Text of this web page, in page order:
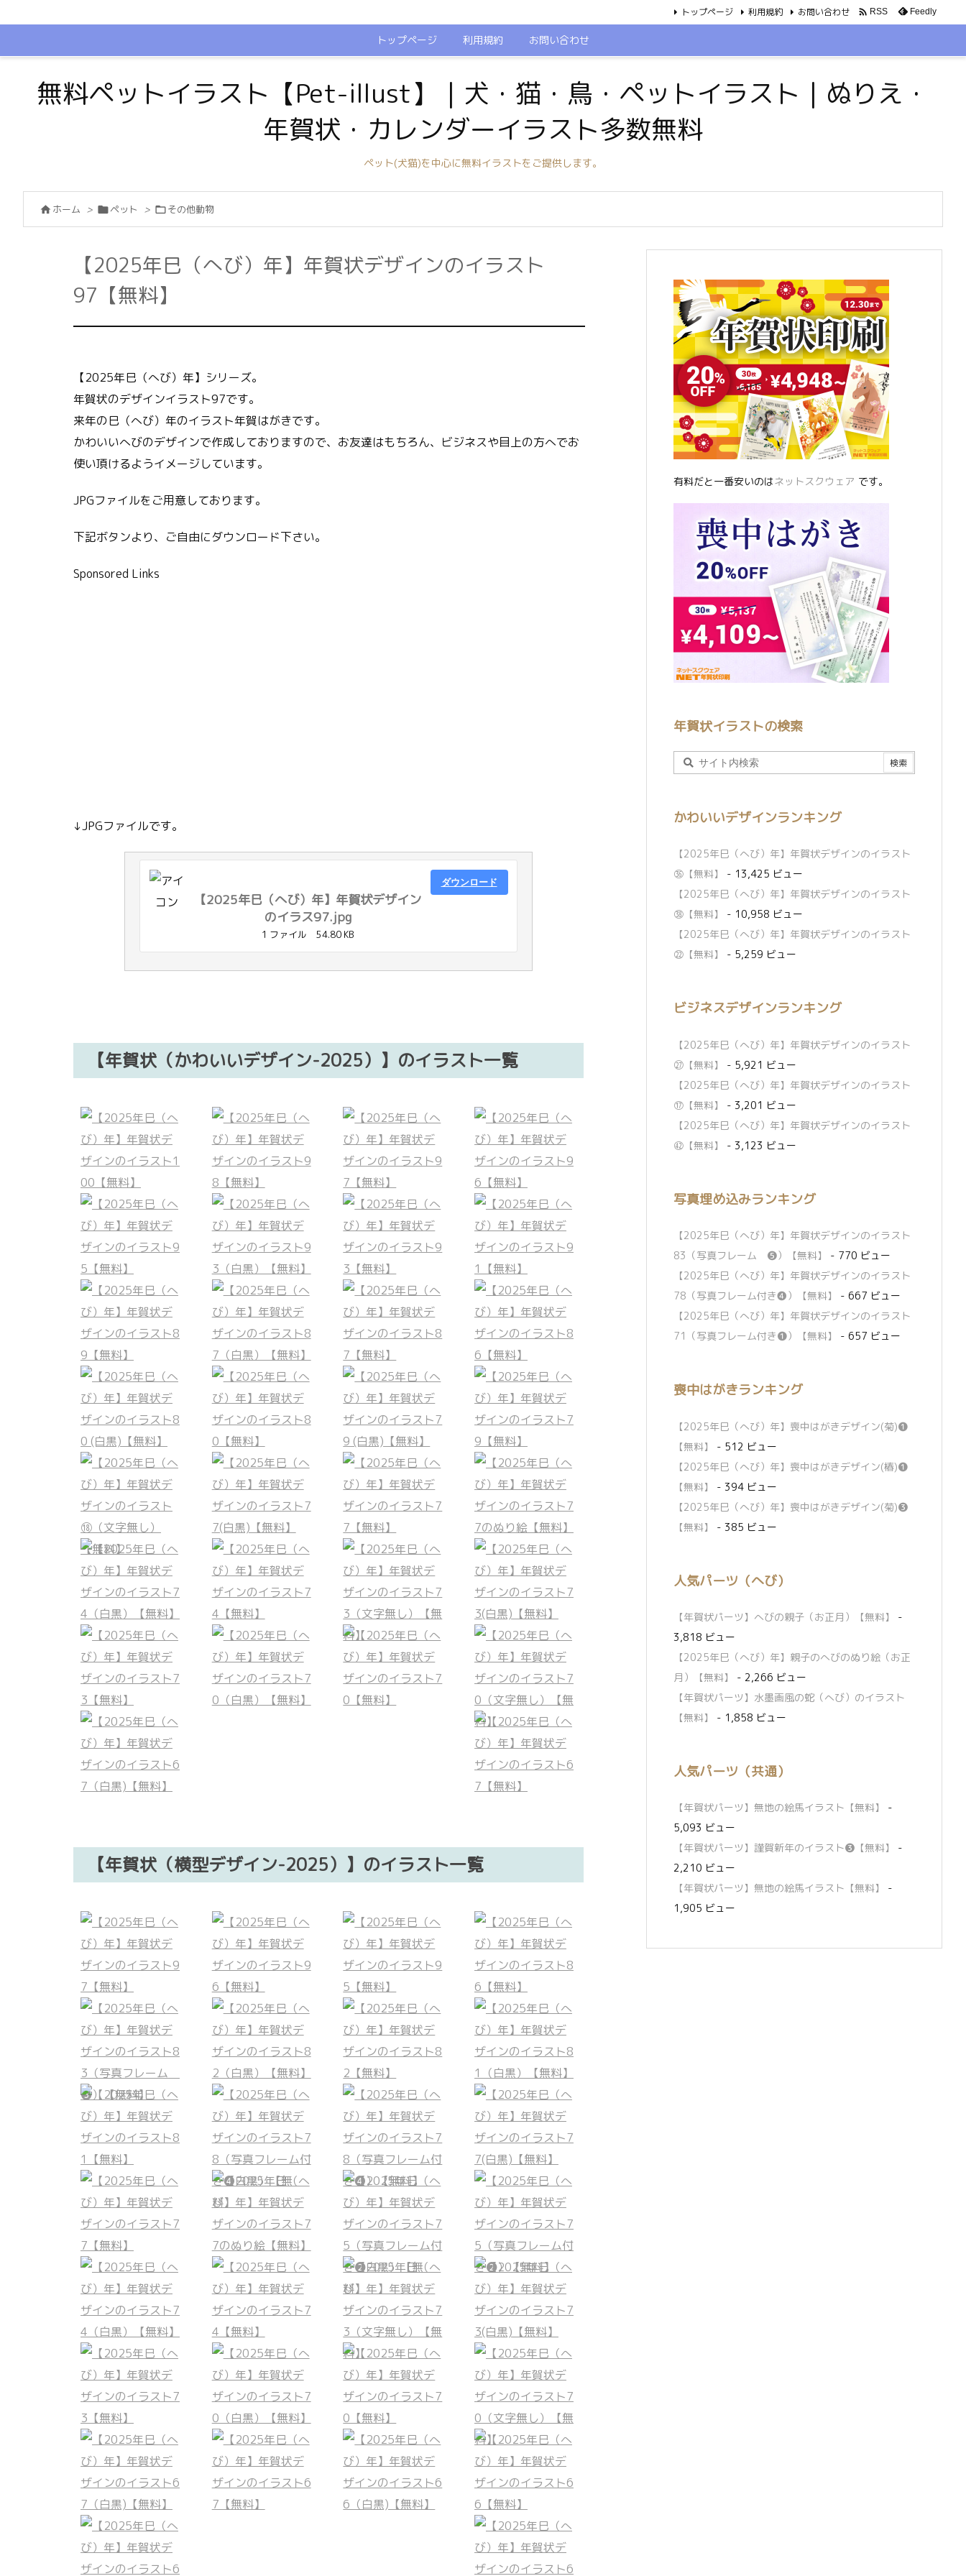
トップページ 利用規約 お問い合わせ
トップページ 利用規約 お問い合わせ  RSS Feedly
無料ペットイラスト【Pet-illust】｜犬・猫・鳥・ペットイラスト｜ぬりえ・
年賀状・カレンダーイラスト多数無料
ペット(犬猫)を中心に無料イラストをご提供します。
 ホーム > ペット > その他動物
【2025年巳（へび）年】年賀状デザインのイラスト
97【無料】
【2025年巳（へび）年】シリーズ。
年賀状のデザインイラスト97です。
来年の巳（へび）年のイラスト年賀はがきです。
かわいいへびのデザインで作成しておりますので、お友達はもちろん、ビジネスや目上の方へでお
使い頂けるようイメージしています。
JPGファイルをご用意しております。
下記ボタンより、ご自由にダウンロード下さい。
Sponsored Links
↓JPGファイルです。
【2025年巳（へび）年】年賀状デザイン
のイラス97.jpg
1 ファイル 54.80 KB
ダウンロード
【年賀状（かわいいデザイン-2025）】のイラスト一覧
【年賀状（横型デザイン-2025）】のイラスト一覧
有料だと一番安いのはネットスクウェア です。
年賀状イラストの検索
かわいいデザインランキング
【2025年巳（へび）年】年賀状デザインのイラスト
㊱【無料】
- 13,425 ビュー
【2025年巳（へび）年】年賀状デザインのイラスト
㊳【無料】
- 10,958 ビュー
【2025年巳（へび）年】年賀状デザインのイラスト
㉒【無料】
- 5,259 ビュー
ビジネスデザインランキング
【2025年巳（へび）年】年賀状デザインのイラスト
㉗【無料】
- 5,921 ビュー
【2025年巳（へび）年】年賀状デザインのイラスト
⑰【無料】
- 3,201 ビュー
【2025年巳（へび）年】年賀状デザインのイラスト
㊷【無料】
- 3,123 ビュー
写真埋め込みランキング
【2025年巳（へび）年】年賀状デザインのイラスト
83（写真フレーム ❺）【無料】
- 770 ビュー
【2025年巳（へび）年】年賀状デザインのイラスト
78（写真フレーム付き❹）【無料】
- 667 ビュー
【2025年巳（へび）年】年賀状デザインのイラスト
71（写真フレーム付き❶）【無料】
- 657 ビュー
喪中はがきランキング
【2025年巳（へび）年】喪中はがきデザイン(菊)❶
【無料】
- 512 ビュー
【2025年巳（へび）年】喪中はがきデザイン(椿)❶
【無料】
- 394 ビュー
【2025年巳（へび）年】喪中はがきデザイン(菊)❸
【無料】
- 385 ビュー
人気パーツ（へび）
【年賀状パーツ】へびの親子（お正月）【無料】
-
3,818 ビュー
【2025年巳（へび）年】親子のへびのぬり絵（お正
月）【無料】
- 2,266 ビュー
【年賀状パーツ】水墨画風の蛇（へび）のイラスト
【無料】
- 1,858 ビュー
人気パーツ（共通）
【年賀状パーツ】無地の絵馬イラスト【無料】
-
5,093 ビュー
【年賀状パーツ】謹賀新年のイラスト❸【無料】
-
2,210 ビュー
【年賀状パーツ】無地の絵馬イラスト【無料】
-
1,905 ビュー